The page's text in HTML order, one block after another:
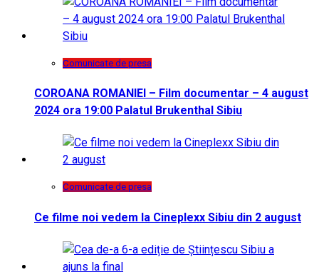
Comunicate de presa
COROANA ROMANIEI – Film documentar – 4 august
2024 ora 19:00 Palatul Brukenthal Sibiu
Comunicate de presa
Ce filme noi vedem la Cineplexx Sibiu din 2 august